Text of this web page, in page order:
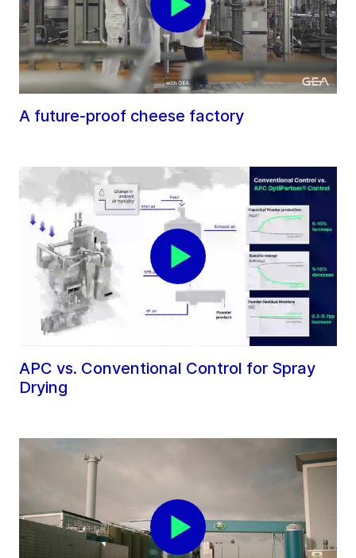
A future-proof cheese factory
APC vs. Conventional Control for Spray
Drying